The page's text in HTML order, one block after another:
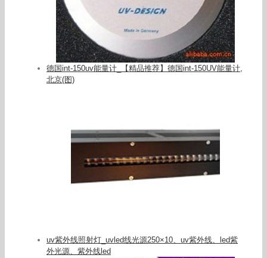
德国int-150uv能量计_【精品推荐】德国int-150UV能量计,
北京(图)
uv紫外线照射灯_uvled线光源250×10、uv紫外线、led紫
外光源、紫外线led